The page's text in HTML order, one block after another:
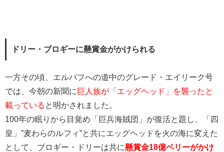
ドリー・ブロギーに懸賞金がかけられる
一方その頃、エルバフへの道中のグレード・エイリーク号
では、今朝の新聞に 巨人族が「エッグヘッド」を襲ったと
載っている と明かされました。
100年の眠りから目覚め「巨兵海賊団」が復活と題し、「四
皇」”麦わらのルフィ”と共にエッグヘッドを火の海に変えた
として、ブロギー・ドリーは共に懸賞金18億ベリーがかけ